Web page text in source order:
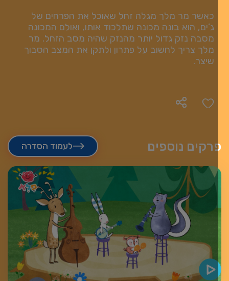
כאשר מר מלך מגלה זחל שאוכל את הפרחים של
ג’ים, הוא בונה מכונה שתלכוד אותו, ואולם המכונה
מסבה נזק גדול יותר מהנזק שהיה מסב הזחל. מר
מלך צריך לחשוב על פתרון ולתקן את המצב הסבוך
שיצר.
נוספים לעמוד הסדרה